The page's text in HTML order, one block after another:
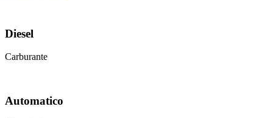
Diesel
Carburante
Automatico